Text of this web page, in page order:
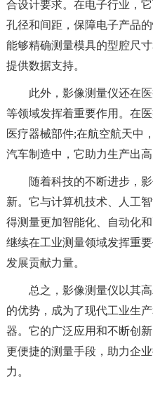
合设计要求。在电子行业，
孔径和间距，保障电子产品
能够精确测量模具的型腔尺
提供数据支持。
此外，影像测量仪还在医
等领域发挥着重要作用。在
医疗器械部件;在航空航天中
汽车制造中，它助力生产出高
随着科技的不断进步，影
新。它与计算机技术、人工
得测量更加智能化、自动化
继续在工业测量领域发挥重
发展贡献力量。
总之，影像测量仪以其高
的优势，成为了现代工业生
器。它的广泛应用和不断创
更便捷的测量手段，助力企
力。